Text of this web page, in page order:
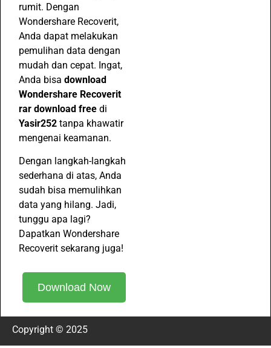
rumit. Dengan
Wondershare Recoverit,
Anda dapat melakukan
pemulihan data dengan
mudah dan cepat. Ingat,
Anda bisa download
Wondershare Recoverit
rar download free di
Yasir252 tanpa khawatir
mengenai keamanan.
Dengan langkah-langkah
sederhana di atas, Anda
sudah bisa memulihkan
data yang hilang. Jadi,
tunggu apa lagi?
Dapatkan Wondershare
Recoverit sekarang juga!
Download Now
Copyright © 2025